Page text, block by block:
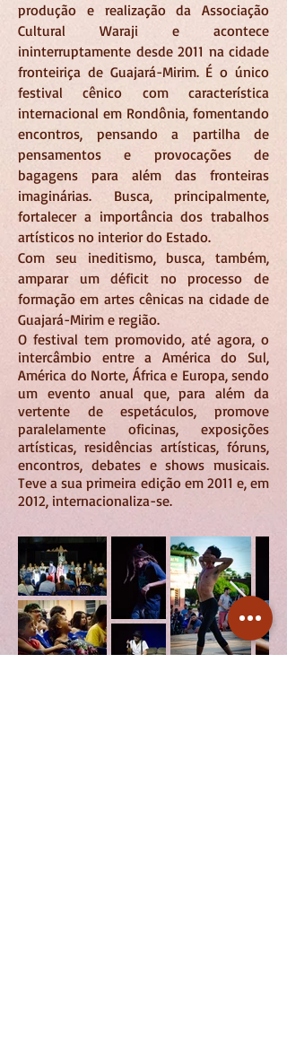
produção e realização da Associação
Cultural Waraji e acontece
ininterruptamente desde 2011 na cidade
fronteiriça de Guajará-Mirim. É o único
festival cênico com característica
internacional em Rondônia, fomentando
encontros, pensando a partilha de
pensamentos e provocações de
bagagens para além das fronteiras
imaginárias. Busca, principalmente,
fortalecer a importância dos trabalhos
artísticos no interior do Estado.
Com seu ineditismo, busca, também,
amparar um déficit no processo de
formação em artes cênicas na cidade de
Guajará-Mirim e região.
O festival tem promovido, até agora, o
intercâmbio entre a América do Sul,
América do Norte, África e Europa, sendo
um evento anual que, para além da
vertente de espetáculos, promove
paralelamente oficinas, exposições
artísticas, residências artísticas, fóruns,
encontros, debates e shows musicais.
Teve a sua primeira edição em 2011 e, em
2012, internacionaliza-se.